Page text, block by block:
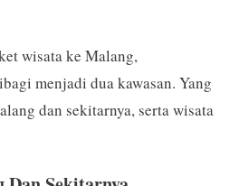
wisata ke Malang,
menjadi dua kawasan. Yang
dan sekitarnya, serta wisata